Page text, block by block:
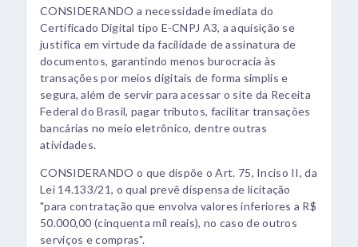
CONSIDERANDO a necessidade imediata do
Certificado Digital tipo E-CNPJ A3, a aquisição se
justifica em virtude da facilidade de assinatura de
documentos, garantindo menos burocracia às
transações por meios digitais de forma simplis e
segura, além de servir para acessar o site da Receita
Federal do Brasil, pagar tributos, facilitar transações
bancárias no meio eletrônico, dentre outras
atividades.
CONSIDERANDO o que dispõe o Art. 75, Inciso II, da
Lei 14.133/21, o qual prevê dispensa de licitação
"para contratação que envolva valores inferiores a R$
50.000,00 (cinquenta mil reais), no caso de outros
serviços e compras".